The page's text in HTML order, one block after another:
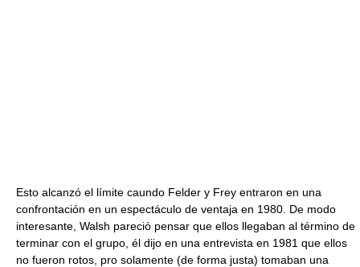
Esto alcanzó el límite caundo Felder y Frey entraron en una
confrontación en un espectáculo de ventaja en 1980. De modo
interesante, Walsh pareció pensar que ellos llegaban al término de
terminar con el grupo, él dijo en una entrevista en 1981 que ellos
no fueron rotos, pro solamente (de forma justa) tomaban una